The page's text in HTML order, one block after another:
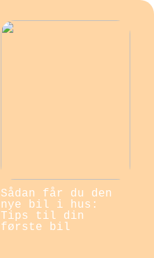
Sådan får du den
nye bil i hus:
Tips til din
første bil